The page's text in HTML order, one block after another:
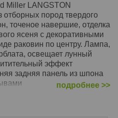
Miller LANGSTON
пород твердого
точеное навершие, отделка
ясеня с декоративными
раковин по центру. Лампа,
освещает лунный
эффект
задняя панель из шпона
тросовым подвесом гирь
подробнее >>